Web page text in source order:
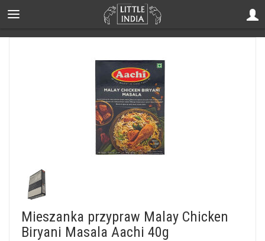
Mieszanka przypraw Malay Chicken
Biryani Masala Aachi 40g